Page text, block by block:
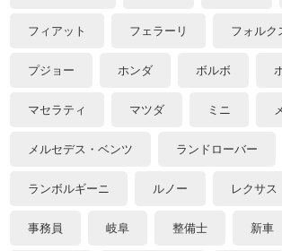
フィアット フェラーリ フォルク
プジョー ホンダ ボルボ
マセラティ マツダ ミニ
メルセデス・ベンツ ランドローバー
ランボルギーニ ルノー レクサス
事務員 岐阜 整備士 新車